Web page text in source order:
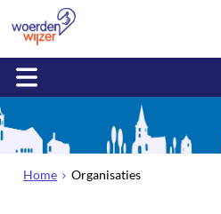
Home Organisaties